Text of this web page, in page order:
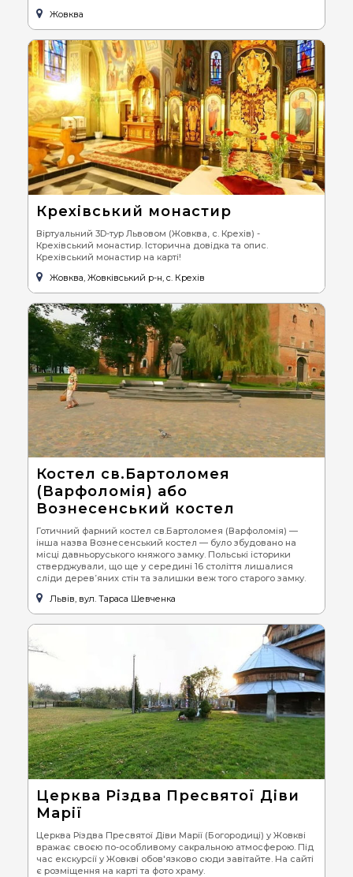
Жовква
Крехівський монастир
Віртуальний 3D-тур Львовом (Жовква, с. Крехів) -
Крехівський монастир. Історична довідка та опис.
Крехівський монастир на карті!
Жовква, Жовківський р-н, с. Крехів
Костел св.Бартоломея
(Варфоломія) або
Вознесенський костел
Готичний фарний костел св.Бартоломея (Варфоломія) —
інша назва Вознесенський костел — було збудовано на
місці давньоруського княжого замку. Польські історики
стверджували, що ще у середині 16 століття лишалися
сліди дерев’яних стін та залишки веж того старого замку.
Львів, вул. Тараса Шевченка
Церква Різдва Пресвятої Діви
Марії
Церква Різдва Пресвятої Діви Марії (Богородиці) у Жовкві
вражає своєю по-особливому сакральною атмосферою. Під
час екскурсії у Жовкві обов'язково сюди завітайте. На сайті
є розміщення на карті та фото храму.